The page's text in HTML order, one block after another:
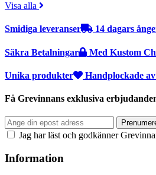
Visa alla
Smidiga leveranser 14 dagars
Säkra Betalningar Med Kustom
Unika produkter Handplockade av
Få Grevinnans exklusiva
Jag har läst och godkänner
Information